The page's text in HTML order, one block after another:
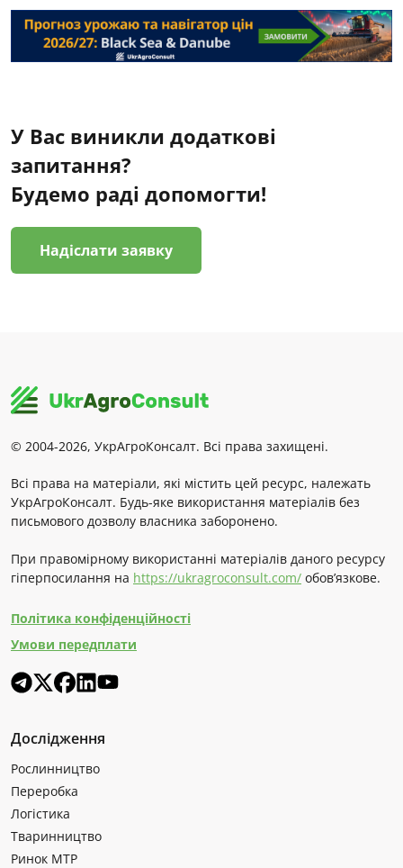
У Вас виникли додаткові
запитання?
Будемо раді допомогти!
Надіслати заявку
© 2004-2026, УкрАгроКонсалт. Всі права захищені.
Всі права на матеріали, які містить цей ресурс, належать
УкрАгроКонсалт. Будь-яке використання матеріалів без
письмового дозволу власника заборонено.
При правомірному використанні матеріалів даного ресурсу
гіперпосилання на https://ukragroconsult.com/ обов’язкове.
Політика конфіденційності
Умови передплати
Дослідження
Рослинництво
Переробка
Логістика
Тваринництво
Ринок МТР